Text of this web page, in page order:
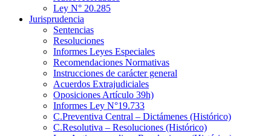
Ley N° 20.285
Jurisprudencia
Sentencias
Resoluciones
Informes Leyes Especiales
Recomendaciones Normativas
Instrucciones de carácter general
Acuerdos Extrajudiciales
Oposiciones Artículo 39h)
Informes Ley N°19.733
C.Preventiva Central – Dictámenes (Histórico)
C.Resolutiva – Resoluciones (Histórico)